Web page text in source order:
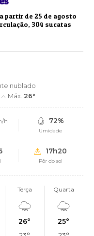
partir de 25 de agosto
304 sucatas
nublado
Máx. 26°
h 72%
Umidade
17h20
Pôr do sol
Terça
26°
Quarta
25°